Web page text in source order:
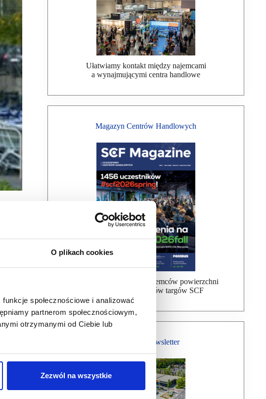
O plikach cookies
społecznościowe i analizować
partnerom społecznościowym,
otrzymanymi od Ciebie lub
Zezwól na wszystkie
dwie
już
Ułatwiamy kontakt między najemcami
a wynajmującymi centra handlowe
Magazyn Centrów Handlowych
Bezpłatna wysyłka dla najemców powierzchni
handlowej, uczestników targów SCF
Bezpłatny Newsletter